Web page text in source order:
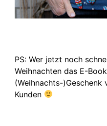
PS: Wer jetzt noch
Weihnachten das E-
(Weihnachts-)Geschenk
Kunden